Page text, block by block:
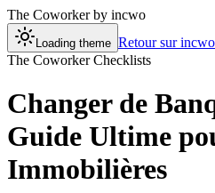
The Coworkerby incwo
Loading theme Retour sur
The Coworker Checklists
Changer de
Guide Ultime
Immobilières